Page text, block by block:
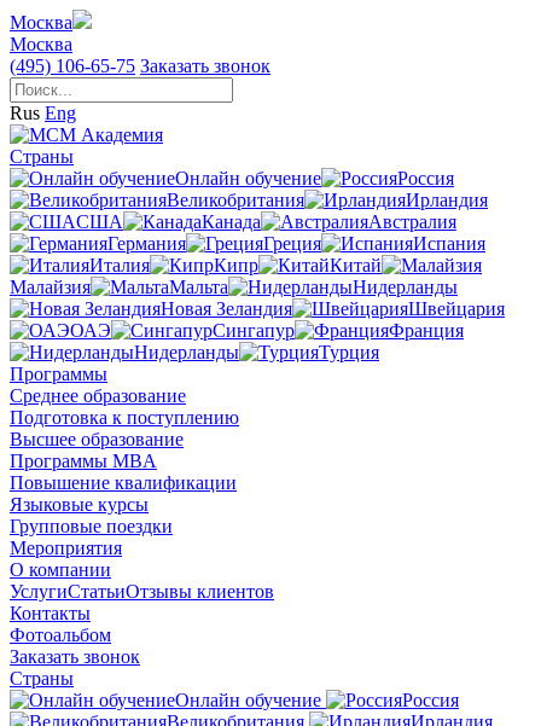
Москва
Москва
(495) 106-65-75 Заказать звонок
Rus Eng
Страны
Онлайн обучение
Россия
Великобритания
Ирландия
США
Канада
Австралия
Германия
Греция
Испания
Италия
Кипр
Китай
Малайзия
Мальта
Нидерланды
Новая Зеландия
Швейцария
ОАЭ
Сингапур
Франция
Нидерланды
Турция
Программы
Среднее образование
Подготовка к поступлению
Высшее образование
Программы MBA
Повышение квалификации
Языковые курсы
Групповые поездки
Мероприятия
О компании
УслугиСтатьиОтзывы клиентов
Контакты
Фотоальбом
Заказать звонок
Страны
Онлайн обучение
Россия
Великобритания
Ирландия